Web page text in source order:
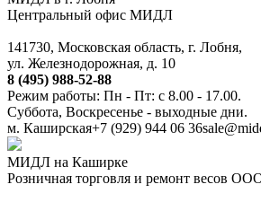
Центральный офис МИДЛ
141730, Московская область, г. Лобня,
ул. Железнодорожная, д. 10
8 (495) 988-52-88
Режим работы: Пн - Пт: с 8.00 - 17.00.
Суббота, Воскресенье - выходные дни.
м. Каширская+7 (929) 944 06 36
МИДЛ на Каширке
Розничная торговля и ремонт весов